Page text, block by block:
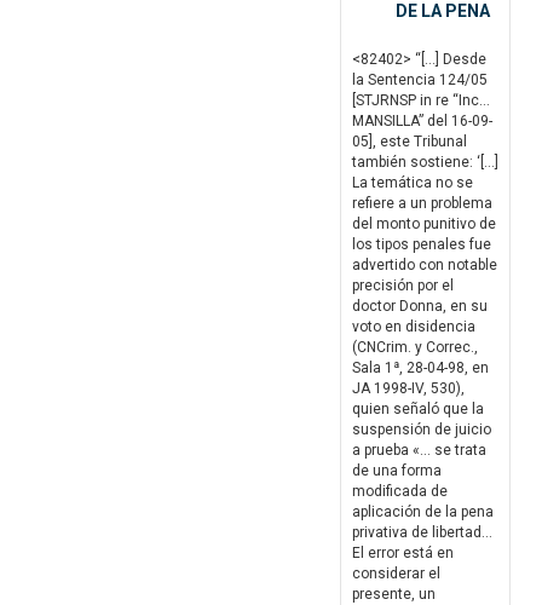
DE LA PENA
<82402> “[…] Desde
la Sentencia 124/05
[STJRNSP in re “Inc…
MANSILLA” del 16-09-
05], este Tribunal
también sostiene: ‘[…]
La temática no se
refiere a un problema
del monto punitivo de
los tipos penales fue
advertido con notable
precisión por el
doctor Donna, en su
voto en disidencia
(CNCrim. y Correc.,
Sala 1ª, 28-04-98, en
JA 1998-IV, 530),
quien señaló que la
suspensión de juicio
a prueba «… se trata
de una forma
modificada de
aplicación de la pena
privativa de libertad…
El error está en
considerar el
presente, un